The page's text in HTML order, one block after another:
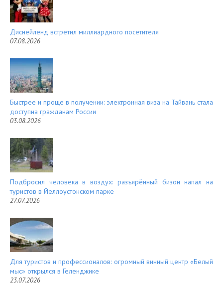
Диснейленд встретил миллиардного посетителя
07.08.2026
Быстрее и проще в получении: электронная виза на Тайвань стала
доступна гражданам России
03.08.2026
Подбросил человека в воздух: разъярённый бизон напал на
туристов в Йеллоустонском парке
27.07.2026
Для туристов и профессионалов: огромный винный центр «Белый
мыс» открылся в Геленджике
23.07.2026